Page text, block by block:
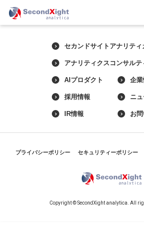
セカンドサイトアナリティ
アナリティクスコンサルテ
AIプロダクト 企
採用情報 ニ
IR情報 お
プライバシーポリシー セキュリティーポリシー
Copyright © SecondXight analytica. All